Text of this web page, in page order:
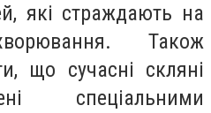
які страждають на
Також
що сучасні скляні
спеціальними